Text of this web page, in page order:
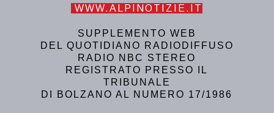
WWW.ALPINOTIZIE.IT
SUPPLEMENTO WEB
DEL QUOTIDIANO RADIODIFFUSO
RADIO NBC STEREO
REGISTRATO PRESSO IL
TRIBUNALE
DI BOLZANO AL NUMERO 17/1986